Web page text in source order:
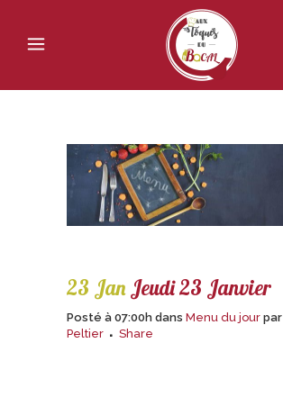
23 JanJeudi 23 Janvier
Posté à 07:00h dans Menu du jour par
Peltier
Share